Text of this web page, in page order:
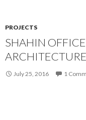
PROJECTS
SHAHIN
July 25, 2016 1